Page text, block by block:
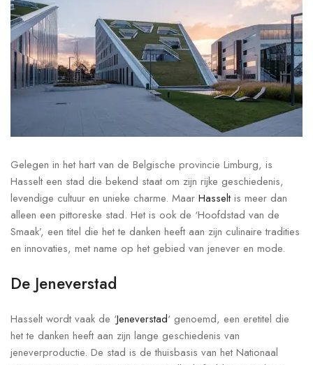
Gelegen in het hart van de Belgische provincie Limburg, is
Hasselt een stad die bekend staat om zijn rijke geschiedenis,
levendige cultuur en unieke charme. Maar Hasseltis meer dan
alleen een pittoreske stad. Het is ook de ‘Hoofdstad van de
Smaak’, een titel die het te danken heeft aan zijn culinaire tradities
en innovaties, met name op het gebied van jenever en mode.
De Jeneverstad
Hasselt wordt vaak de ‘Jeneverstad‘ genoemd, een eretitel die
het te danken heeft aan zijn lange geschiedenis van
jeneverproductie. De stad is de thuisbasis van het Nationaal